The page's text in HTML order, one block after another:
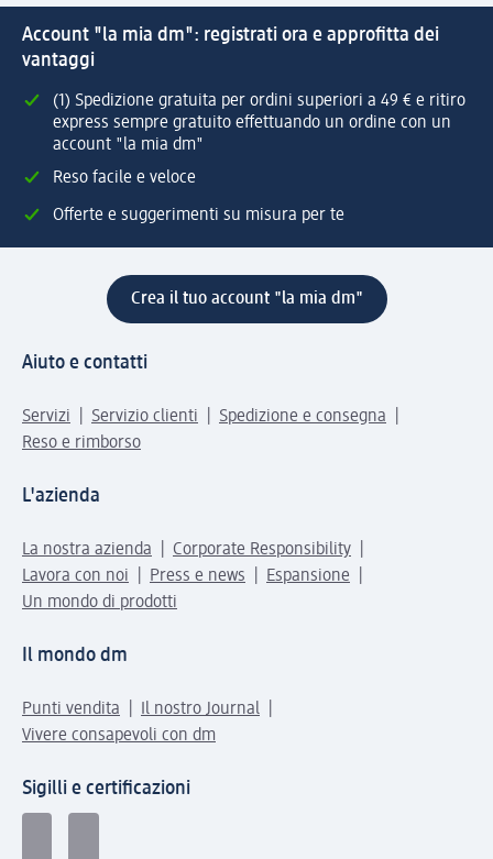
Account "la mia dm": registrati ora e approfitta dei
vantaggi
(1) Spedizione gratuita per ordini superiori a 49 € e ritiro
express sempre gratuito effettuando un ordine con un
account "la mia dm"
Reso facile e veloce
Offerte e suggerimenti su misura per te
Crea il tuo account "la mia dm"
Aiuto e contatti
Servizi Servizio clienti
Spedizione e consegna
Reso e rimborso
L'azienda
La nostra azienda
Corporate Responsibility
Lavora con noi
Press e news
Espansione
Un mondo di prodotti
Il mondo dm
Punti vendita
Il nostro Journal
Vivere consapevoli con dm
Sigilli e certificazioni